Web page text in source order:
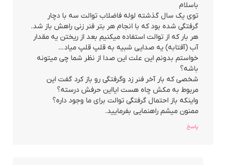
باسلام
توی یک سال گذشته لوله فاضلاب توالت سه با دچار
گرفتگی شده بود که با انجام هر بتر فنر زنی راهش باز شد.
هر بار که از توالت استفاده میکنیم بعد از ریختن یه مقدار
آب (آفتابه) یه صدایی شبیه به قلپ قلپ میاد…
خواستم بدونم این علت این صدا از نظر شما چی میتونه
باشه؟
شخصی که بار آخر فنر زد وگرفتگی رو باز کرد گفت این
مربوط به مکش چاه هست ایااین حرفش درسته؟
واینکه باز احتمال گرفتگی توالت برای ما وجود داره؟
ممنون میشم راهنمایی بفرمایید.
پاسخ